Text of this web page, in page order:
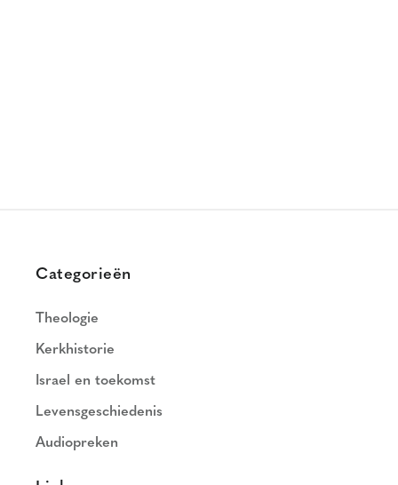
Categorieën
Theologie
Kerkhistorie
Israel en toekomst
Levensgeschiedenis
Audiopreken